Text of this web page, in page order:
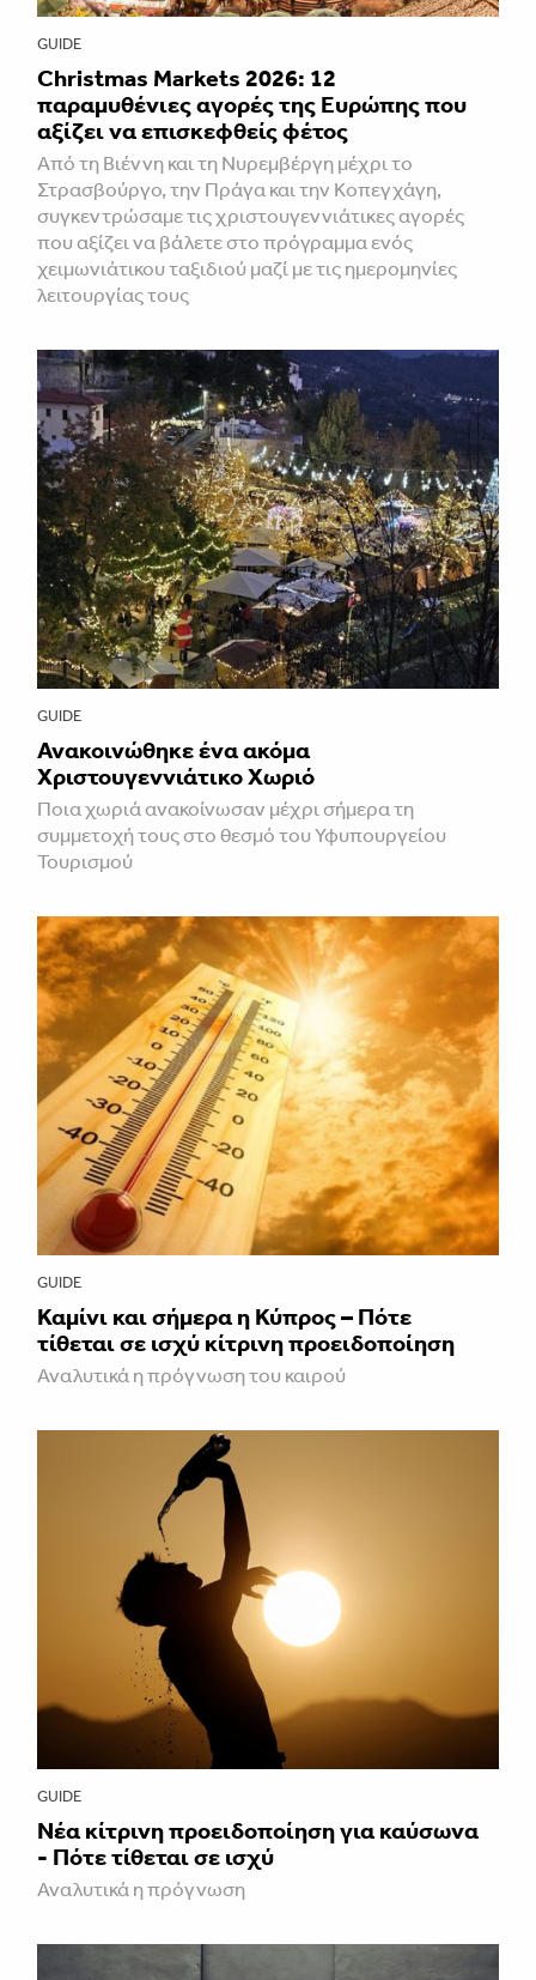
GUIDE
Christmas Markets 2026: 12
παραμυθένιες αγορές της Ευρώπης που
αξίζει να επισκεφθείς φέτος
Από τη Βιέννη και τη Νυρεμβέργη μέχρι το
Στρασβούργο, την Πράγα και την Κοπεγχάγη,
συγκεντρώσαμε τις χριστουγεννιάτικες αγορές
που αξίζει να βάλετε στο πρόγραμμα ενός
χειμωνιάτικου ταξιδιού μαζί με τις ημερομηνίες
λειτουργίας τους
GUIDE
Ανακοινώθηκε ένα ακόμα
Χριστουγεννιάτικο Χωριό
Ποια χωριά ανακοίνωσαν μέχρι σήμερα τη
συμμετοχή τους στο θεσμό του Υφυπουργείου
Τουρισμού
GUIDE
Καμίνι και σήμερα η Κύπρος – Πότε
τίθεται σε ισχύ κίτρινη προειδοποίηση
Αναλυτικά η πρόγνωση του καιρού
GUIDE
Νέα κίτρινη προειδοποίηση για καύσωνα
- Πότε τίθεται σε ισχύ
Αναλυτικά η πρόγνωση